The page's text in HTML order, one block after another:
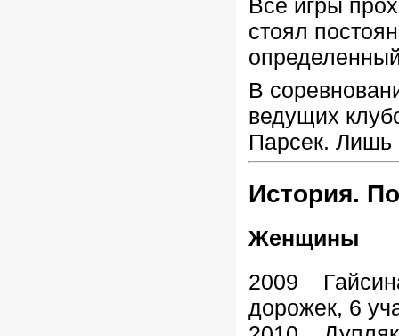
Все игры
стоял
В
ведущих
Парсек. Лишь
История.
Женщины
2009
дорожек, 6